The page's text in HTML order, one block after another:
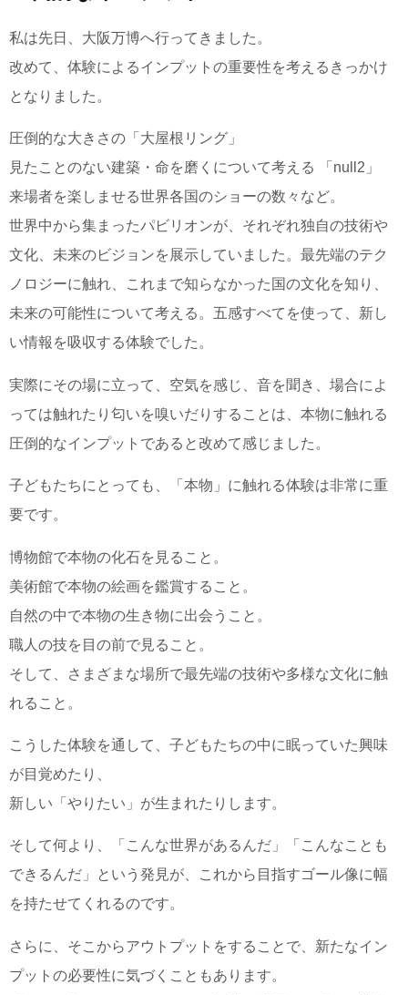
私は先日、大阪万博へ行ってきました。
改めて、体験によるインプットの重要性を考えるきっかけ
となりました。
圧倒的な大きさの「大屋根リング」
見たことのない建築・命を磨くについて考える 「null2」
来場者を楽しませる世界各国のショーの数々など。
世界中から集まったパビリオンが、それぞれ独自の技術や
文化、未来のビジョンを展示していました。最先端のテク
ノロジーに触れ、これまで知らなかった国の文化を知り、
未来の可能性について考える。五感すべてを使って、新し
い情報を吸収する体験でした。
実際にその場に立って、空気を感じ、音を聞き、場合によ
っては触れたり匂いを嗅いだりすることは、本物に触れる
圧倒的なインプットであると改めて感じました。
子どもたちにとっても、「本物」に触れる体験は非常に重
要です。
博物館で本物の化石を見ること。
美術館で本物の絵画を鑑賞すること。
自然の中で本物の生き物に出会うこと。
職人の技を目の前で見ること。
そして、さまざまな場所で最先端の技術や多様な文化に触
れること。
こうした体験を通して、子どもたちの中に眠っていた興味
が目覚めたり、
新しい「やりたい」が生まれたりします。
そして何より、「こんな世界があるんだ」「こんなことも
できるんだ」という発見が、これから目指すゴール像に幅
を持たせてくれるのです。
さらに、そこからアウトプットをすることで、新たなイン
プットの必要性に気づくこともあります。